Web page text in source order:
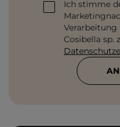
Ich stimme
Cosibella sp.